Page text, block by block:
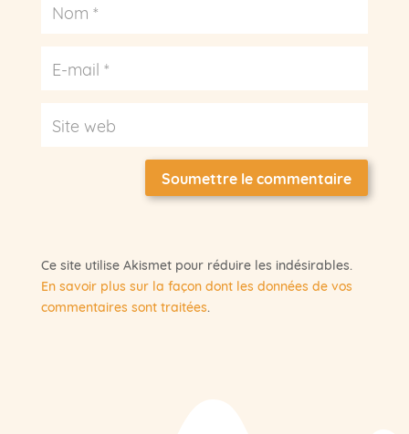
Soumettre le commentaire
Ce site utilise Akismet pour réduire les indésirables.
En savoir plus sur la façon dont les données de vos
commentaires sont traitées.